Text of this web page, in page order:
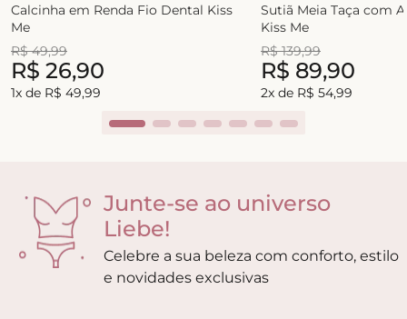
Calcinha em Renda Fio Dental Kiss
Me
R$ 49,99
R$ 26,90
1x de R$ 49,99
Sutiã Meia Taça com
Kiss Me
R$ 139,99
R$ 89,90
2x de R$ 54,99
Junte-se ao universo
Liebe!
Celebre a sua beleza com conforto, estilo
e novidades exclusivas